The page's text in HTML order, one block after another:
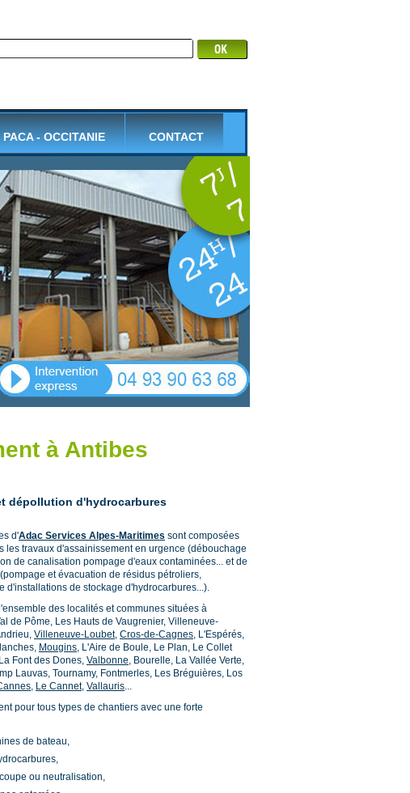
PACA - OCCITANIE CONTACT
à Antibes
dépollution d'hydrocarbures
d'Adac Services Alpes-Maritimes sont composées
les travaux d'assainissement en urgence (débouchage
de canalisation pompage d'eaux contaminées... et de
et évacuation de résidus pétroliers,
d'installations de stockage d'hydrocarbures...).
des localités et communes situées à
de Pôme, Les Hauts de Vaugrenier, Villeneuve-
Villeneuve-Loubet, Cros-de-Cagnes, L'Espérés,
Mougins, L'Aire de Boule, Le Plan, Le Collet
Font des Dones, Valbonne, Bourelle, La Vallée Verte,
Lauvas, Tournamy, Fontmerles, Les Bréguières, Los
, Le Cannet, Vallauris...
pour tous types de chantiers avec une forte
de bateau,
ou neutralisation,